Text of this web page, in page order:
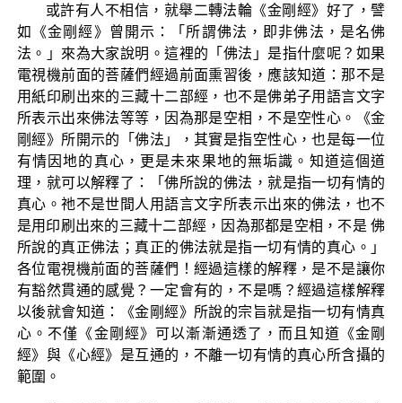
或許有人不相信，就舉二轉法輪《金剛經》好了，譬
如《金剛經》曾開示：「所謂佛法，即非佛法，是名佛
法。」來為大家說明。這裡的「佛法」是指什麼呢？如果
電視機前面的菩薩們經過前面熏習後，應該知道：那不是
用紙印刷出來的三藏十二部經，也不是佛弟子用語言文字
所表示出來佛法等等，因為那是空相，不是空性心。《金
剛經》所開示的「佛法」，其實是指空性心，也是每一位
有情因地的真心，更是未來果地的無垢識。知道這個道
理，就可以解釋了：「佛所說的佛法，就是指一切有情的
真心。祂不是世間人用語言文字所表示出來的佛法，也不
是用印刷出來的三藏十二部經，因為那都是空相，不是 佛
所說的真正佛法；真正的佛法就是指一切有情的真心。」
各位電視機前面的菩薩們！經過這樣的解釋，是不是讓你
有豁然貫通的感覺？一定會有的，不是嗎？經過這樣解釋
以後就會知道：《金剛經》所說的宗旨就是指一切有情真
心。不僅《金剛經》可以漸漸通透了，而且知道《金剛
經》與《心經》是互通的，不離一切有情的真心所含攝的
範圍。